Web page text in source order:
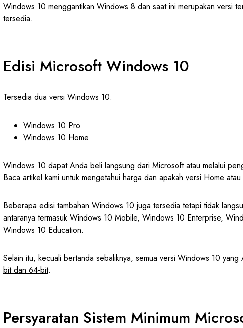
Windows 10 menggantikan Windows 8 dan saat ini merupakan versi
tersedia.
Edisi Microsoft Windows 10
Tersedia dua versi Windows 10:
Windows 10 Pro
Windows 10 Home
Windows 10 dapat Anda beli langsung dari Microsoft atau melalui
Baca artikel kami untuk mengetahui harga dan apakah versi Home
Beberapa edisi tambahan Windows 10 juga tersedia tetapi tidak
antaranya termasuk Windows 10 Mobile, Windows 10 Enterprise,
Windows 10 Education.
Selain itu, kecuali bertanda sebaliknya, semua versi Windows 10
bit dan 64-bit.
Persyaratan Sistem Minimum